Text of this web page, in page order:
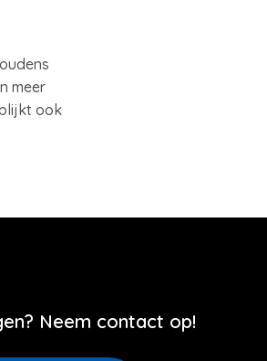
meer
ook
Neem contact op!